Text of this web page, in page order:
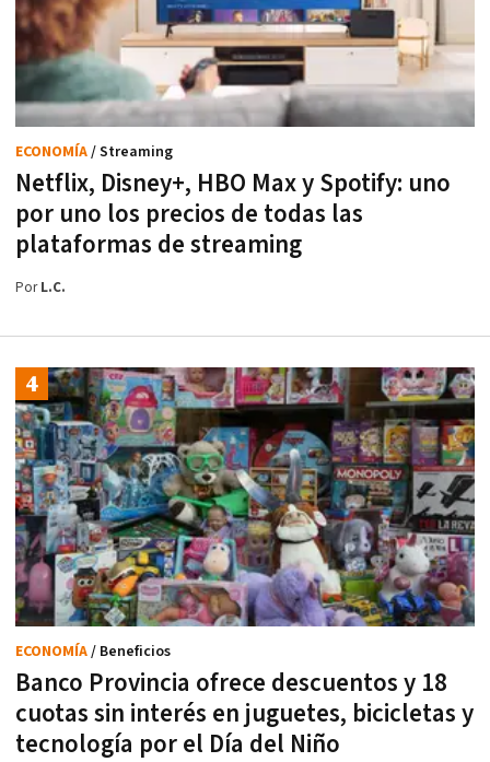
Netflix, Disney+, HBO Max y Spotify: uno
por uno los precios de todas las
plataformas de streaming
ECONOMÍA/ Streaming
PorL.C.
Banco Provincia ofrece descuentos y 18
cuotas sin interés en juguetes, bicicletas y
tecnología por el Día del Niño
ECONOMÍA/ Beneficios